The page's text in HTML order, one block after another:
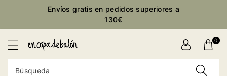
Envíos gratis en pedidos superiores a
130€
Búsqueda
0